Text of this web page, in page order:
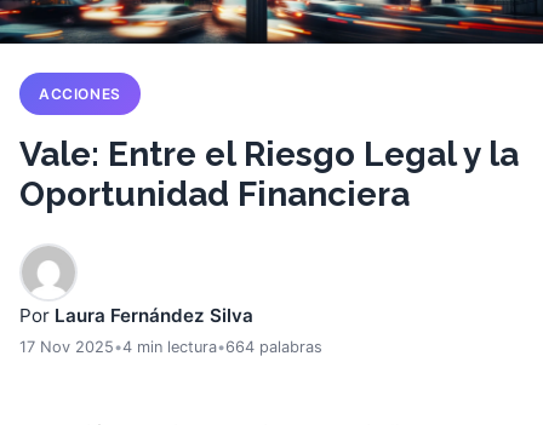
ACCIONES
Vale: Entre el Riesgo Legal y la
Oportunidad Financiera
Por Laura Fernández Silva
17 Nov 2025•4 min lectura•664 palabras